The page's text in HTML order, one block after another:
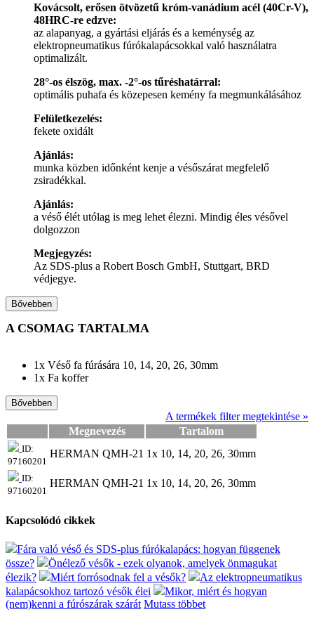
Kovácsolt, erősen ötvözetű króm-vanádium acél (40Cr-V),
48HRC-re edzve:
az alapanyag, a gyártási eljárás és a keménység az
elektropneumatikus fúrókalapácsokkal való használatra
optimalizált.
28°-os élszög, max. -2°-os tűréshatárral:
optimális puhafa és közepesen kemény fa megmunkálásához
Felületkezelés:
fekete oxidált
Ajánlás:
munka közben időnként kenje a vésőszárat megfelelő
zsiradékkal.
Ajánlás:
a véső élét utólag is meg lehet élezni. Mindig éles vésővel
dolgozzon
Megjegyzés:
Az SDS-plus a Robert Bosch GmbH, Stuttgart, BRD
védjegye.
Bővebben
A CSOMAG TARTALMA
1x Véső fa fúrására 10, 14, 20, 26, 30mm
1x Fa koffer
Bővebben
A termékek filter megtekintése »
Megnevezés
Tartalom
ID:
97160201
HERMAN QMH-21 1x 10, 14, 20, 26, 30mm
ID:
97160201
HERMAN QMH-21 1x 10, 14, 20, 26, 30mm
Kapcsolódó cikkek
Fára való véső és SDS-plus fúrókalapács: hogyan függenek
össze?
Önélező vésők - ezek olyanok, amelyek önmagukat
élezik?
Miért forrósodnak fel a vésők?
Az elektropneumatikus
kalapácsokhoz tartozó vésők élei
Mikor, miért és hogyan
(nem)kenni a fúrószárak szárát Mutass többet